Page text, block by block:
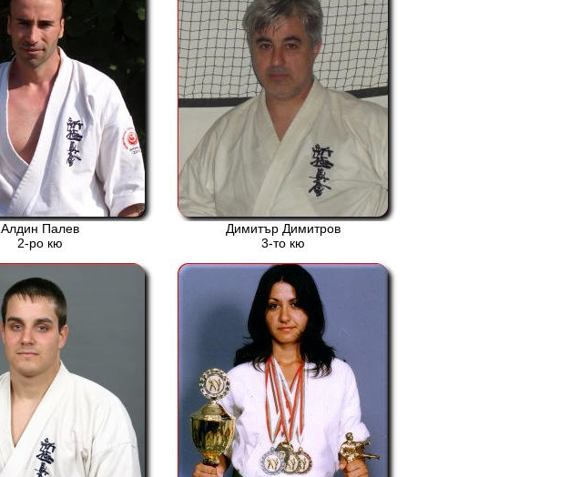
Алдин Палев
2-ро кю
Димитър Димитров
3-то кю